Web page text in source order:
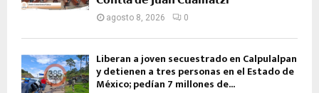
agosto 8, 2026 0
Liberan a joven secuestrado en Calpulalpan
y detienen a tres personas en el Estado de
México; pedían 7 millones de...